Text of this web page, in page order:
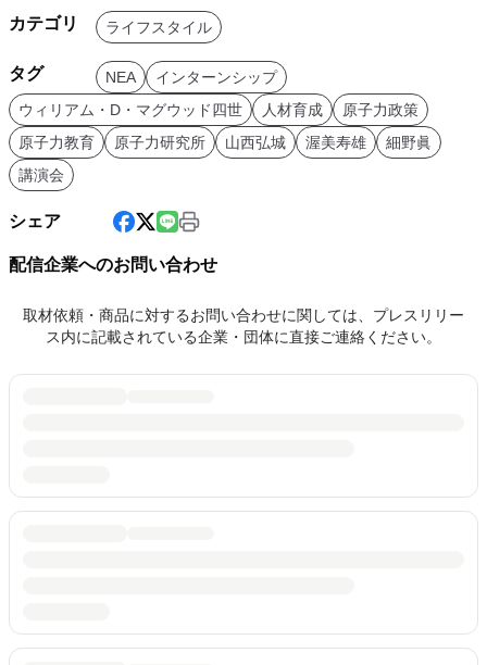
カテゴリ ライフスタイル
タグ NEA
インターンシップ
ウィリアム・D・マグウッド四世
人材育成
原子力政策
原子力教育
原子力研究所 山西弘城 渥美寿雄
細野眞
講演会
シェア
配信企業へのお問い合わせ
取材依頼・商品に対するお問い合わせに関しては、プレスリリー
ス内に記載されている企業・団体に直接ご連絡ください。